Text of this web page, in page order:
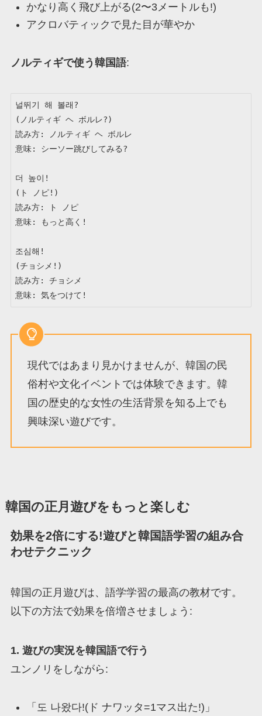
かなり高く飛び上がる(2〜3メートルも!)
アクロバティックで見た目が華やか
ノルティギで使う韓国語:
널뛰기 해 볼래?
(ノルティギ ヘ ボルレ?)
読み方: ノルティギ ヘ ボルレ
意味: シーソー跳びしてみる?
더 높이!
(ト ノピ!)
読み方: ト ノピ
意味: もっと高く!
조심해!
(チョシメ!)
読み方: チョシメ
意味: 気をつけて!
現代ではあまり見かけませんが、韓国の民
俗村や文化イベントでは体験できます。韓
国の歴史的な女性の生活背景を知る上でも
興味深い遊びです。
韓国の正月遊びをもっと楽しむ
効果を2倍にする!遊びと韓国語学習の組み合
わせテクニック
韓国の正月遊びは、語学学習の最高の教材です。
以下の方法で効果を倍増させましょう:
1. 遊びの実況を韓国語で行う
ユンノリをしながら:
「도 나왔다!(ド ナワッタ=1マス出た!)」